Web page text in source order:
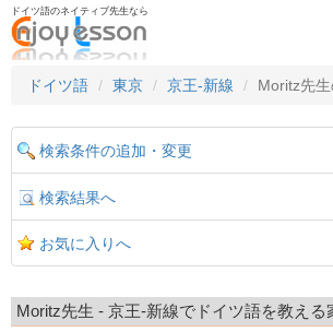
ドイツ語のネイティブ先生なら
ドイツ語
東京 京王-新線 Moritz先
検索条件の追加・変更
検索結果へ
お気に入りへ
Moritz先生 - 京王-新線でドイツ語を教える